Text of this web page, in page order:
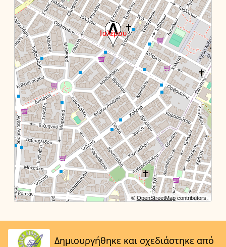
© OpenStreetMapcontributors.
Δημιουργήθηκε και σχεδιάστηκε από